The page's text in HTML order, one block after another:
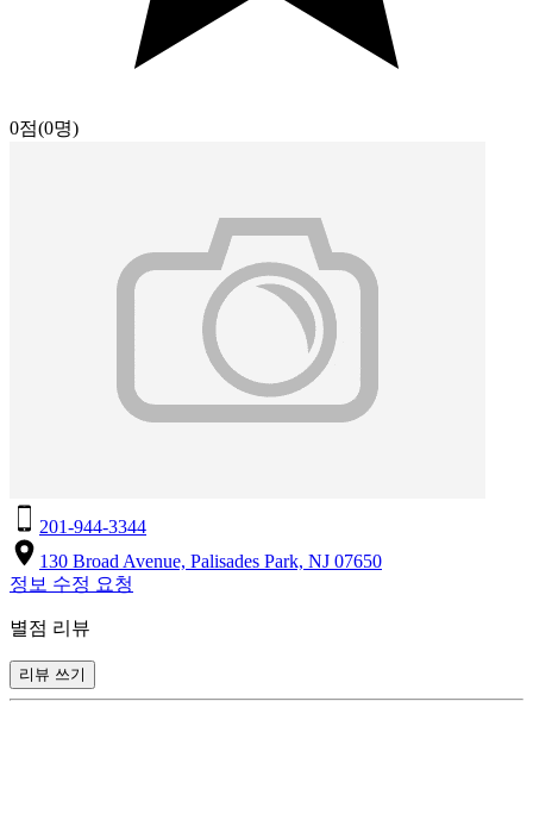
0점(0명)
201-944-3344
130 Broad Avenue, Palisades Park, NJ 07650
정보 수정 요청
별점 리뷰
리뷰 쓰기